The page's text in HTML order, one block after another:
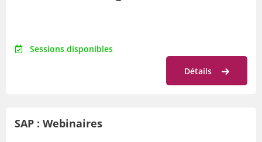
Sessions disponibles
Détails
SAP : Webinaires